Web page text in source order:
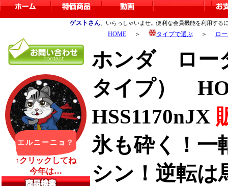
ゲストさん 、いらっしゃいませ。便利な会員機能を利用する
HOME ＞ タイプで選ぶ ＞ ロ
ホンダ ロー
タイプ）
HSS1170nJX
氷も砕く！一
シン！逆転は